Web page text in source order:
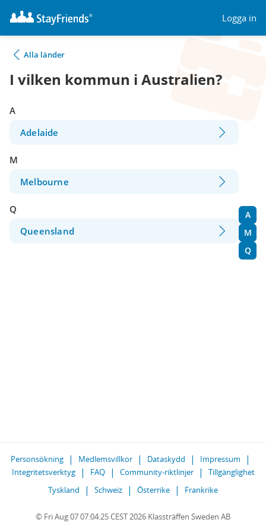
Logga in
Alla länder
I vilken kommun i Australien?
A
M
Q
A
Adelaide
M
Melbourne
Q
Queensland
Personsökning Medlemsvillkor Dataskydd
Impressum
Integritetsverktyg
FAQ Community-riktlinjer
Tillgänglighet
Tyskland
Schweiz Österrike Frankrike
© Fri Aug 07 07:04:25 CEST 2026 Klassträffen Sweden AB